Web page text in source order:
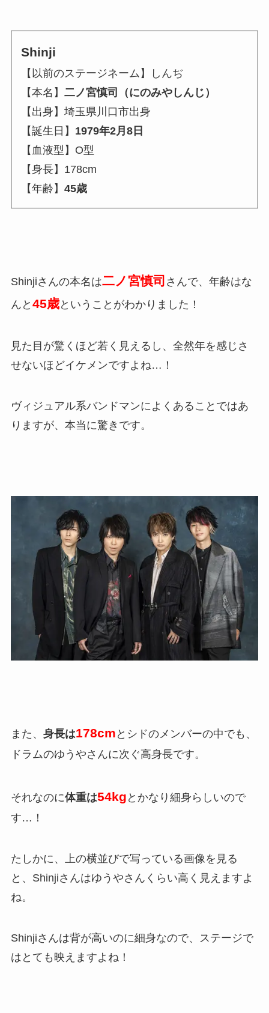
Shinji
【以前のステージネーム】しんぢ
【本名】 二ノ宮慎司（にのみやしんじ）
【出身】埼玉県川口市出身
【誕生日】 1979年2月8日
【血液型】O型
【身長】178cm
【年齢】 45歳
Shinjiさんの本名は二ノ宮慎司 さんで、年齢はな
んと 45歳ということがわかりました！
見た目が驚くほど若く見えるし、全然年を感じさ
せないほどイケメンですよね…！
ヴィジュアル系バンドマンによくあることではあ
りますが、本当に驚きです。
また、 身長は178cm とシドのメンバーの中でも、
ドラムのゆうやさんに次ぐ高身長です。
それなのに体重は54kg とかなり細身らしいので
す…！
たしかに、上の横並びで写っている画像を見る
と、Shinjiさんはゆうやさんくらい高く見えますよ
ね。
Shinjiさんは背が高いのに細身なので、ステージで
はとても映えますよね！